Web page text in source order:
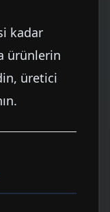
kadar
ürünlerin
üretici